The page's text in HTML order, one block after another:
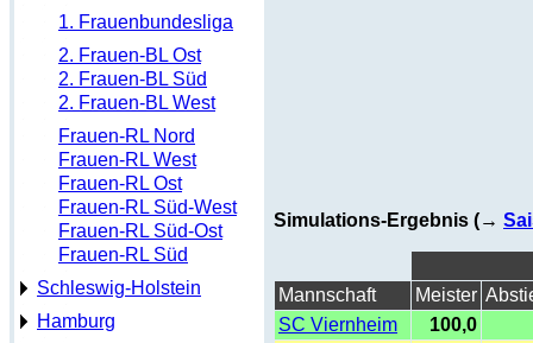
1. Frauenbundesliga
2. Frauen-BL Ost
2. Frauen-BL Süd
2. Frauen-BL West
Frauen-RL Nord
Frauen-RL West
Frauen-RL Ost
Frauen-RL Süd-West
Frauen-RL Süd-Ost
Frauen-RL Süd
Schleswig-Holstein
Hamburg
Simulations-Ergebnis (→
Mannschaft Meister
SC Viernheim
100,0